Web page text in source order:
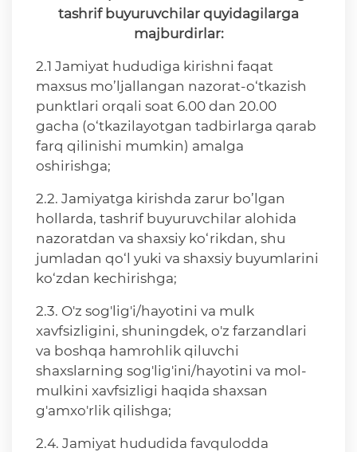
tashrif buyuruvchilar quyidagilarga
majburdirlar:
2.1 Jamiyat hududiga kirishni faqat
maxsus mo’ljallangan nazorat-o‘tkazish
punktlari orqali soat 6.00 dan 20.00
gacha (o‘tkazilayotgan tadbirlarga qarab
farq qilinishi mumkin) amalga
oshirishga;
2.2. Jamiyatga kirishda zarur bo’lgan
hollarda, tashrif buyuruvchilar alohida
nazoratdan va shaxsiy ko‘rikdan, shu
jumladan qo‘l yuki va shaxsiy buyumlarini
ko‘zdan kechirishga;
2.3. O'z sog'lig'i/hayotini va mulk
xavfsizligini, shuningdek, o'z farzandlari
va boshqa hamrohlik qiluvchi
shaxslarning sog'lig'ini/hayotini va mol-
mulkini xavfsizligi haqida shaxsan
g'amxo'rlik qilishga;
2.4. Jamiyat hududida favqulodda